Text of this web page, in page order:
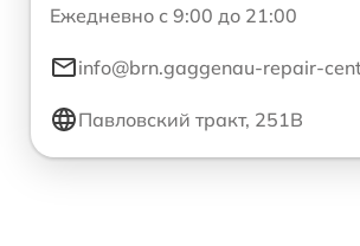
Ежедневно с 9:00 до 21:00
info@brn.gaggenau-repair-
Павловский тракт, 251В